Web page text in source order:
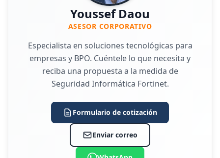
Youssef Daou
ASESOR CORPORATIVO
Especialista en soluciones tecnológicas para
empresas y BPO. Cuéntele lo que necesita y
reciba una propuesta a la medida de
Seguridad Informática Fortinet.
Formulario de cotización
Enviar correo